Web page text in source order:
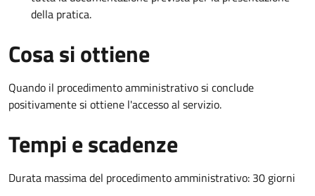
della pratica.
Cosa si ottiene
Quando il procedimento amministrativo si conclude
positivamente si ottiene l'accesso al servizio.
Tempi e scadenze
Durata massima del procedimento amministrativo: 30 giorni